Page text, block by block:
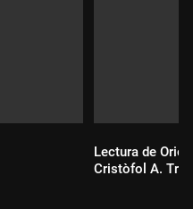
Lectura de
Cristòfol A.